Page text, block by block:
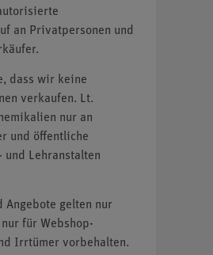
an Privatpersonen und
dass wir keine
verkaufen. Lt.
nur an
und öffentliche
und Lehranstalten
Angebote gelten nur
für Webshop-
Irrtümer vorbehalten.